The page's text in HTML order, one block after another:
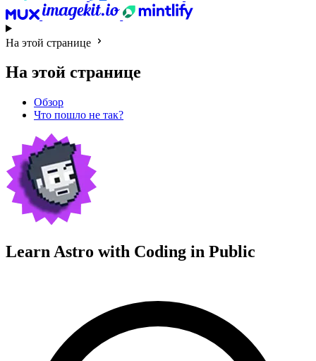
На этой странице
На этой странице
Обзор
Что пошло не так?
Learn Astro with Coding in Public